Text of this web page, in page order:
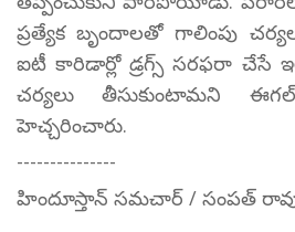
ప్రత్యేక బృందాలతో గాలింపు
ఐటీ కారిడార్లో డ్రగ్స్ సరఫరా చేసే
చర్యలు తీసుకుంటామని
హెచ్చరించారు.
---------------
హిందూస్తాన్ సమచార్ / సంపత్ రావు,